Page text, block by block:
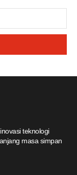
teknologi
masa simpan